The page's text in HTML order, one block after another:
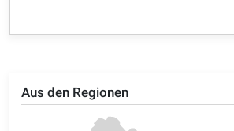
Aus den Regionen